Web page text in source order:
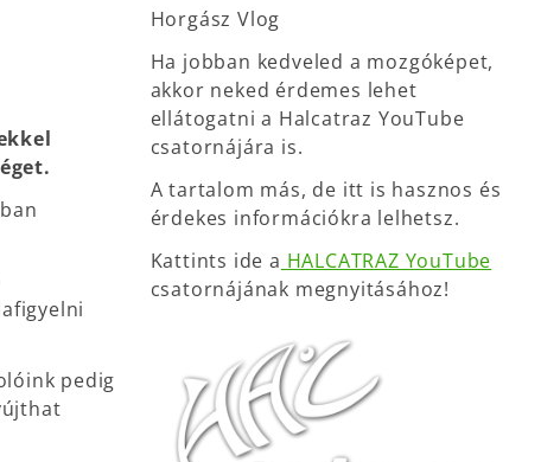
pedig
Horgász Vlog
Ha jobban kedveled a mozgóképet,
akkor neked érdemes lehet
ellátogatni a Halcatraz YouTube
csatornájára is.
A tartalom más, de itt is hasznos és
érdekes információkra lelhetsz.
Kattints ide a HALCATRAZ YouTube
csatornájának megnyitásához!